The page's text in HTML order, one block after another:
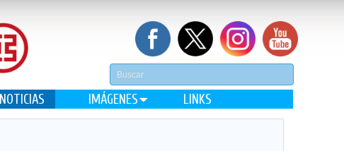
NOTICIAS IMÁGENES LINKS